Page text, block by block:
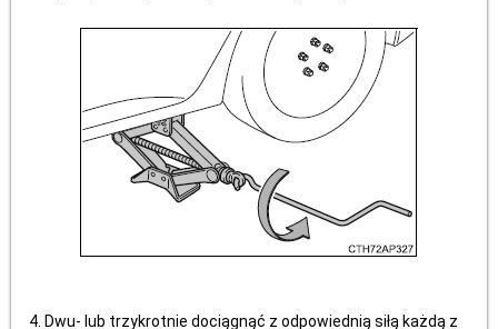
Dwu- lub trzykrotnie dociągnąć z odpowiednią siłą każdą z